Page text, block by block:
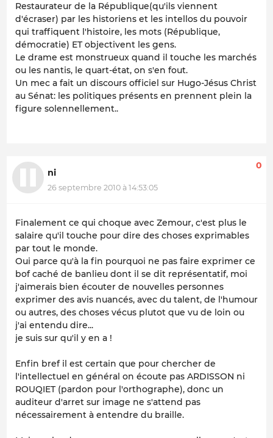
Restaurateur de la République(qu'ils viennent
d'écraser) par les historiens et les intellos du pouvoir
qui traffiquent l'histoire, les mots (République,
démocratie) ET objectivent les gens.
Le drame est monstrueux quand il touche les marchés
ou les nantis, le quart-état, on s'en fout.
Un mec a fait un discours officiel sur Hugo-Jésus Christ
au Sénat: les politiques présents en prennent plein la
figure solennellement..
ni
26 septembre 2010 à 14:53:05
0
Finalement ce qui choque avec Zemour, c'est plus le
salaire qu'il touche pour dire des choses exprimables
par tout le monde.
Oui parce qu'à la fin pourquoi ne pas faire exprimer ce
bof caché de banlieu dont il se dit représentatif, moi
j'aimerais bien écouter de nouvelles personnes
exprimer des avis nuancés, avec du talent, de l'humour
ou autres, des choses vécus plutot que vu de loin ou
j'ai entendu dire...
je suis sur qu'il y en a !
Enfin bref il est certain que pour chercher de
l'intellectuel en général on écoute pas ARDISSON ni
ROUQIET (pardon pour l'orthographe), donc un
auditeur d'arret sur image ne s'attend pas
nécessairement à entendre du braille.